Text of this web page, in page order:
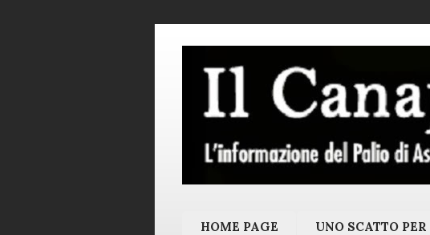
HOME PAGE UNO SCATTO